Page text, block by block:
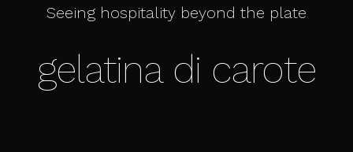
Seeing hospitality beyond the plate
gelatina di carote